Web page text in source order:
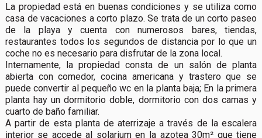
La propiedad está en buenas condiciones y se utiliza como
casa de vacaciones a corto plazo. Se trata de un corto paseo
de la playa y cuenta con numerosos bares, tiendas,
restaurantes todos los segundos de distancia por lo que un
coche no es necesario para disfrutar de la zona local.
Internamente, la propiedad consta de un salón de planta
abierta con comedor, cocina americana y trastero que se
puede convertir al pequeño wc en la planta baja; En la primera
planta hay un dormitorio doble, dormitorio con dos camas y
cuarto de baño familiar.
A partir de esta planta de aterrizaje a través de la escalera
interior se accede al solarium en la azotea 30m² que tiene